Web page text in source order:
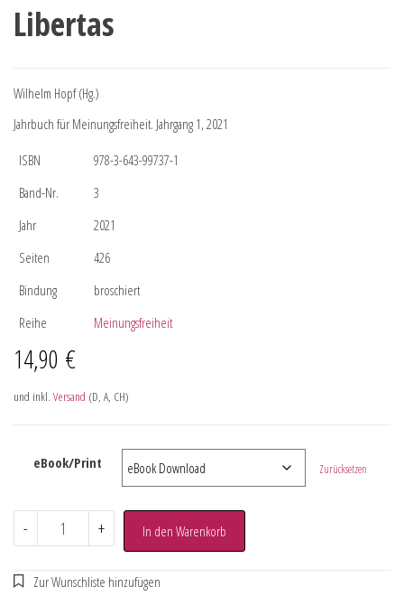
Libertas
Wilhelm Hopf (Hg.)
Jahrbuch für Meinungsfreiheit. Jahrgang 1, 2021
ISBN
978-3-643-99737-1
Band-Nr.
3
Jahr
2021
Seiten
426
Bindung
broschiert
Reihe
Meinungsfreiheit
14,90 €
und inkl. Versand (D, A, CH)
eBook/Print Zurücksetzen
- + In den Warenkorb